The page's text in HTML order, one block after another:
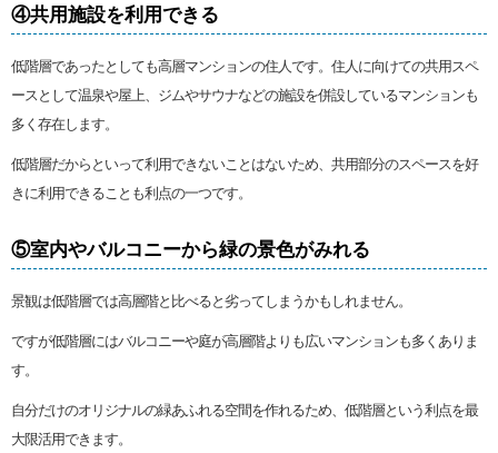
④共用施設を利用できる
低階層であったとしても高層マンションの住人です。住人に向けての共用スペ
ースとして温泉や屋上、ジムやサウナなどの施設を併設しているマンションも
多く存在します。
低階層だからといって利用できないことはないため、共用部分のスペースを好
きに利用できることも利点の一つです。
⑤室内やバルコニーから緑の景色がみれる
景観は低階層では高層階と比べると劣ってしまうかもしれません。
ですが低階層にはバルコニーや庭が高層階よりも広いマンションも多くありま
す。
自分だけのオリジナルの緑あふれる空間を作れるため、低階層という利点を最
大限活用できます。